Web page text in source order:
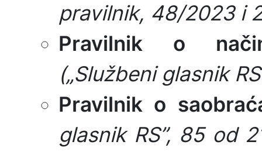
pravilnik, 48/2023 i
Pravilnik o
(„Službeni glasnik
Pravilnik o
glasnik RS”, 85 od